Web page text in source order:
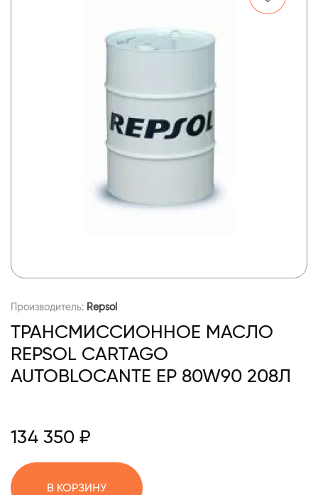
Производитель: Repsol
ТРАНСМИССИОННОЕ МАСЛО
REPSOL CARTAGO
AUTOBLOCANTE EP 80W90 208Л
134 350 ₽
В КОРЗИНУ